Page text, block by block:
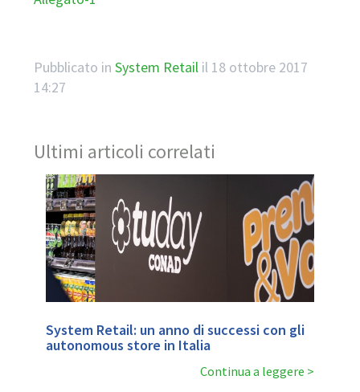
Pubblicato in System Retail il 18 ottobre 2017
14:27
Ultimi articoli correlati
System Retail: un anno di successi con gli
autonomous store in Italia
Continua a leggere